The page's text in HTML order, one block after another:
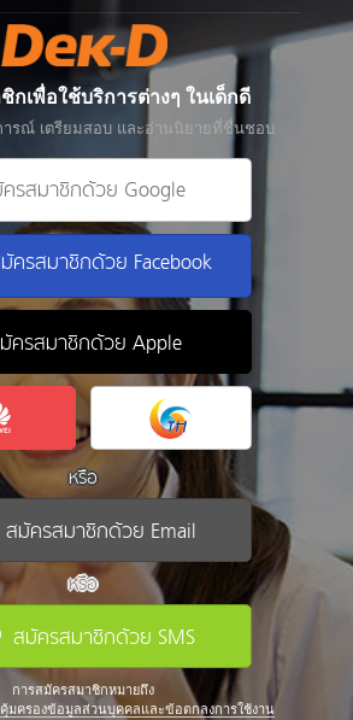
กเพื่อใช้บริการต่างๆ ในเด็กดี
ารณ์ เตรียมสอบ และอ่านนิยายที่ชื่นชอบ
รสมาชิกด้วย Google
ครสมาชิกด้วย Facebook
ครสมาชิกด้วย Apple
หรือ
สมัครสมาชิกด้วย Email
หรือ
สมัครสมาชิกด้วย SMS
การสมัครสมาชิกหมายถึง
มครองข้อมูลส่วนบุคคลและข้อตกลงการใช้งาน